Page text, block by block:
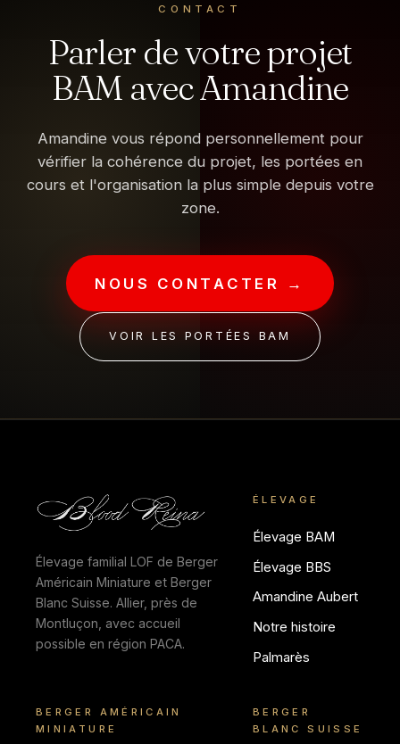
CONTACT
Parler de votre projet
BAM avec Amandine
Amandine vous répond personnellement pour
vérifier la cohérence du projet, les portées en
cours et l'organisation la plus simple depuis votre
zone.
NOUS CONTACTER →
VOIR LES PORTÉES BAM
Élevage familial LOF de Berger
Américain Miniature et Berger
Blanc Suisse. Allier, près de
Montluçon, avec accueil
possible en région PACA.
ÉLEVAGE
Élevage BAM
Élevage BBS
Amandine Aubert
Notre histoire
Palmarès
BERGER AMÉRICAIN
MINIATURE
BERGER
BLANC SUISSE